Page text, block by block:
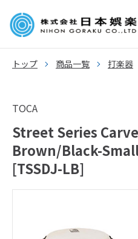
トップ 商品一覧 打楽器
TOCA
Street Series
Brown/Black-
[TSSDJ-LB]